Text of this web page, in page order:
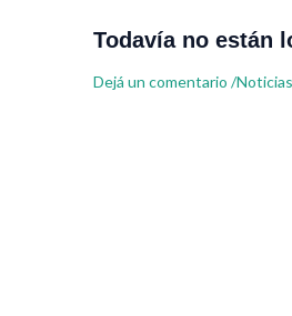
Todavía no están
Dejá un comentario /Noticias